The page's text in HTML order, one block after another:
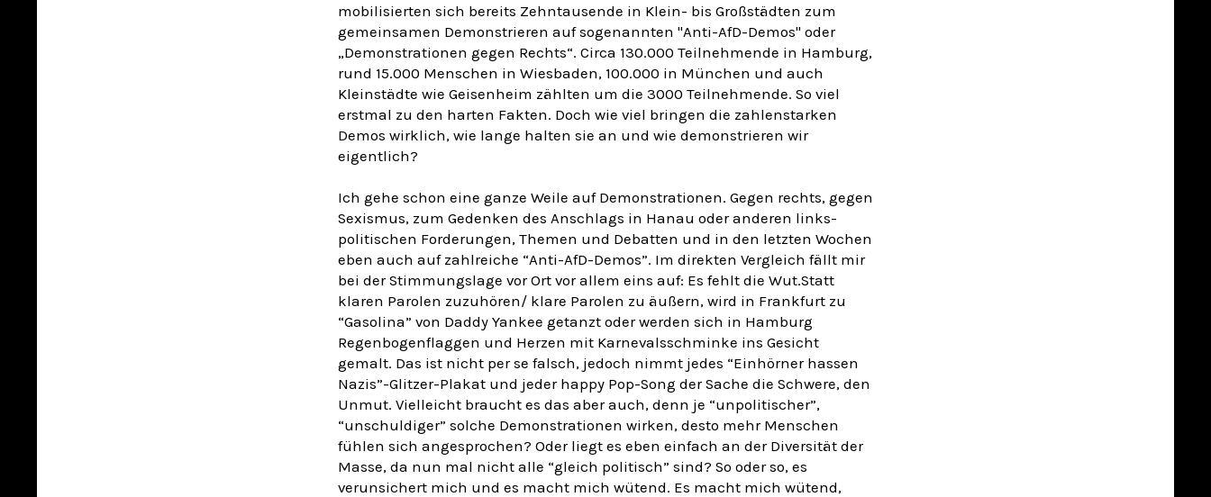
mobilisierten sich bereits Zehntausende in Klein- bis Großstädten zum
gemeinsamen Demonstrieren auf sogenannten "Anti-AfD-Demos" oder
„Demonstrationen gegen Rechts“. Circa 130.000 Teilnehmende in Hamburg,
rund 15.000 Menschen in Wiesbaden, 100.000 in München und auch
Kleinstädte wie Geisenheim zählten um die 3000 Teilnehmende. So viel
erstmal zu den harten Fakten. Doch wie viel bringen die zahlenstarken
Demos wirklich, wie lange halten sie an und wie demonstrieren wir
eigentlich?
Ich gehe schon eine ganze Weile auf Demonstrationen. Gegen rechts, gegen
Sexismus, zum Gedenken des Anschlags in Hanau oder anderen links-
politischen Forderungen, Themen und Debatten und in den letzten Wochen
eben auch auf zahlreiche “Anti-AfD-Demos”. Im direkten Vergleich fällt mir
bei der Stimmungslage vor Ort vor allem eins auf: Es fehlt die Wut.Statt
klaren Parolen zuzuhören/ klare Parolen zu äußern, wird in Frankfurt zu
“Gasolina” von Daddy Yankee getanzt oder werden sich in Hamburg
Regenbogenflaggen und Herzen mit Karnevalsschminke ins Gesicht
gemalt. Das ist nicht per se falsch, jedoch nimmt jedes “Einhörner hassen
Nazis”-Glitzer-Plakat und jeder happy Pop-Song der Sache die Schwere, den
Unmut. Vielleicht braucht es das aber auch, denn je “unpolitischer”,
“unschuldiger” solche Demonstrationen wirken, desto mehr Menschen
fühlen sich angesprochen? Oder liegt es eben einfach an der Diversität der
Masse, da nun mal nicht alle “gleich politisch” sind? So oder so, es
verunsichert mich und es macht mich wütend. Es macht mich wütend,